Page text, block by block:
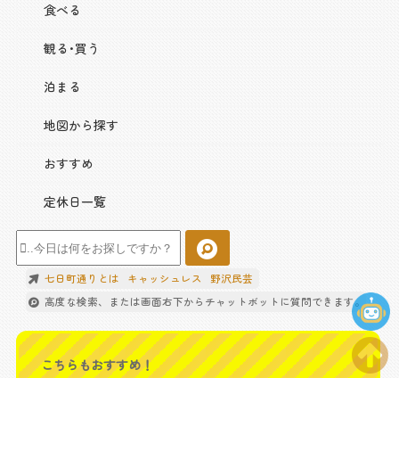
食べる
観る･買う
泊まる
地図から探す
おすすめ
定休日一覧
七日町通りとは キャッシュレス
野沢民芸
高度な検索、または画面右下からチャットボットに質問できます。
こちらもおすすめ！